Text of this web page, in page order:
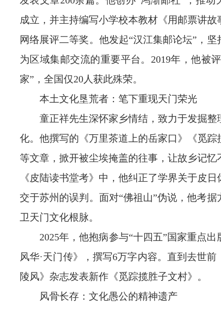
成立，并主持编写小学校本教材《用邮票讲故
网络展评二等奖。他发起“汉江集邮论坛”，坚
为区域集邮交流的重要平台。2019年，他被
家”，全国仅20人获此殊荣。
本土文化垦荒者：笔下重现天门荣光
童正祥先生深怀家乡情结，致力于发掘整
化。他撰写的《万里茶道上的岳家口》《觅踪
等文章，掀开被尘埃掩盖的往事，让故乡记忆
《皮陆读书堂考》中，他纠正了学界关于皮
交于苏州的误判。面对“佛祖山”伪说，他考据
卫天门文化根脉。
2025年，他抱病参与“十四五”国家重点
风华·天门传》，撰写6万字内容。直到去世前
陵风》杂志发表新作《觅踪揽胜子文村》。
风骨长存：文化愚公的精神遗产